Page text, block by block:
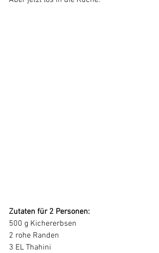
Zutaten für 2 Personen:
500 g Kichererbsen
2 rohe Randen
3 EL Thahini